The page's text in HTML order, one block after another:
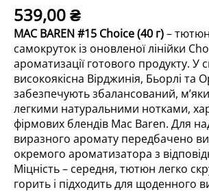
539,00₴
MAC BAREN #15 Choice (40 г)–
самокруток із оновленої лінійки
ароматизації готового продукту. У
високоякісна Вірджинія, Бьорлі та
забезпечують збалансований,
легкими натуральними нотками,
фірмових блендів Mac Baren. Для
виразного аромату передбачено
окремого ароматизатора з
Міцність – середня, тютюн легко
горить і підходить для щоденного